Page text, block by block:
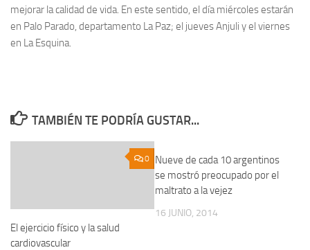
mejorar la calidad de vida. En este sentido, el día miércoles estarán
en Palo Parado, departamento La Paz; el jueves Anjuli y el viernes
en La Esquina.
TAMBIÉN TE PODRÍA GUSTAR...
0
El ejercicio físico y la salud
cardiovascular
Nueve de cada 10 argentinos
se mostró preocupado por el
maltrato a la vejez
16 JUNIO, 2014